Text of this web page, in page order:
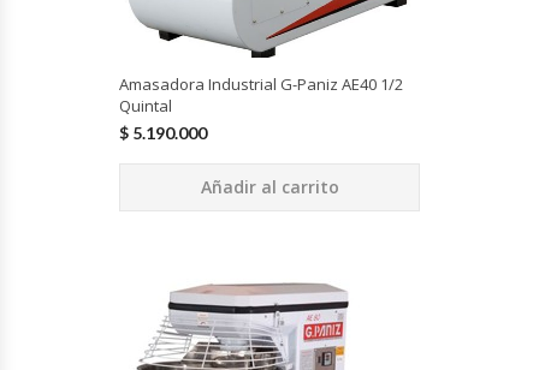
Amasadora Industrial G-Paniz AE40 1/2
Quintal
$ 5.190.000
Añadir al carrito